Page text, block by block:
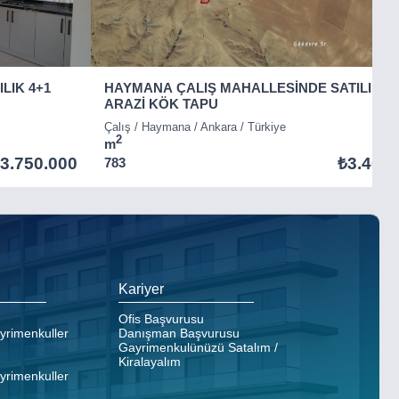
4+1
HAYMANA ÇALIŞ MAHALLESİNDE SATILIK
ARAZİ KÖK TAPU
Çalış / Haymana / Ankara / Türkiye
m2
783
Kariyer
Ofis Başvurusu
Danışman Başvurusu
Gayrimenkulünüzü Satalım /
Kiralayalım